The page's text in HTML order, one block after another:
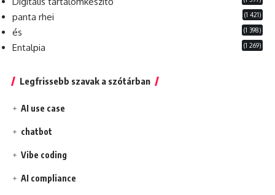
panta rhei (1 421)
és (1 398)
Entalpia (1 269)
Legfrissebb szavak a szótárban
AI use case
chatbot
Vibe coding
AI compliance